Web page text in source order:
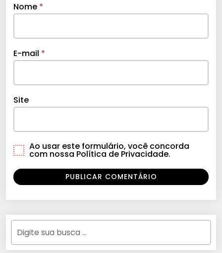
Nome *
E-mail *
Site
Ao usar este formulário, você concorda
com nossa Política de Privacidade.